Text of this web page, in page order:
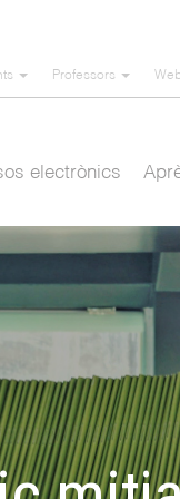
Professors
electrònics